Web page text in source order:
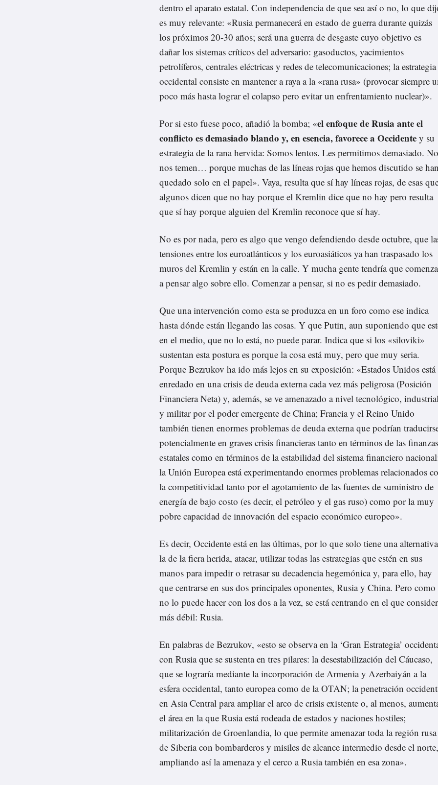
dentro el aparato estatal. Con independencia de que sea así o no, lo que
es muy relevante: «Rusia permanecerá en estado de guerra durante quizás
los próximos 20-30 años; será una guerra de desgaste cuyo objetivo es
dañar los sistemas críticos del adversario: gasoductos, yacimientos
petrolíferos, centrales eléctricas y redes de telecomunicaciones; la estrategia
occidental consiste en mantener a raya a la «rana rusa» (provocar siempre
poco más hasta lograr el colapso pero evitar un enfrentamiento nuclear)».
Por si esto fuese poco, añadió la bomba; «el enfoque de Rusia ante el
conflicto es demasiado blando y, en esencia, favorece a Occidente y su
estrategia de la rana hervida: Somos lentos. Les permitimos demasiado. No
nos temen… porque muchas de las líneas rojas que hemos discutido se
quedado solo en el papel». Vaya, resulta que sí hay líneas rojas, de esas
algunos dicen que no hay porque el Kremlin dice que no hay pero resulta
que sí hay porque alguien del Kremlin reconoce que sí hay.
No es por nada, pero es algo que vengo defendiendo desde octubre, que
tensiones entre los euroatlánticos y los euroasiáticos ya han traspasado los
muros del Kremlin y están en la calle. Y mucha gente tendría que
a pensar algo sobre ello. Comenzar a pensar, si no es pedir demasiado.
Que una intervención como esta se produzca en un foro como ese indica
hasta dónde están llegando las cosas. Y que Putin, aun suponiendo que
en el medio, que no lo está, no puede parar. Indica que si los «siloviki»
sustentan esta postura es porque la cosa está muy, pero que muy seria.
Porque Bezrukov ha ido más lejos en su exposición: «Estados Unidos está
enredado en una crisis de deuda externa cada vez más peligrosa (Posición
Financiera Neta) y, además, se ve amenazado a nivel tecnológico,
y militar por el poder emergente de China; Francia y el Reino Unido
también tienen enormes problemas de deuda externa que podrían
potencialmente en graves crisis financieras tanto en términos de las finanzas
estatales como en términos de la estabilidad del sistema financiero
la Unión Europea está experimentando enormes problemas relacionados
la competitividad tanto por el agotamiento de las fuentes de suministro de
energía de bajo costo (es decir, el petróleo y el gas ruso) como por la muy
pobre capacidad de innovación del espacio económico europeo».
Es decir, Occidente está en las últimas, por lo que solo tiene una
la de la fiera herida, atacar, utilizar todas las estrategias que estén en sus
manos para impedir o retrasar su decadencia hegemónica y, para ello, hay
que centrarse en sus dos principales oponentes, Rusia y China. Pero como
no lo puede hacer con los dos a la vez, se está centrando en el que
más débil: Rusia.
En palabras de Bezrukov, «esto se observa en la ‘Gran Estrategia’
con Rusia que se sustenta en tres pilares: la desestabilización del Cáucaso,
que se lograría mediante la incorporación de Armenia y Azerbaiyán a la
esfera occidental, tanto europea como de la OTAN; la penetración
en Asia Central para ampliar el arco de crisis existente o, al menos,
el área en la que Rusia está rodeada de estados y naciones hostiles;
militarización de Groenlandia, lo que permite amenazar toda la región rusa
de Siberia con bombarderos y misiles de alcance intermedio desde el norte,
ampliando así la amenaza y el cerco a Rusia también en esa zona».